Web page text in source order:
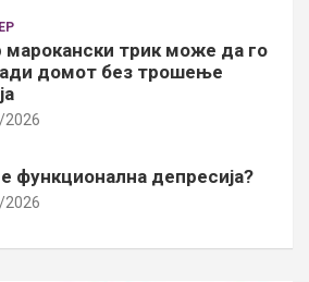
марокански трик може да го
домот без трошење
функционална депресија?